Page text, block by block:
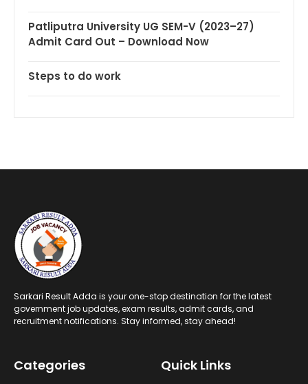
Patliputra University UG SEM-V (2023–27)
Admit Card Out – Download Now
Steps to do work
Sarkari Result Adda is your one-stop destination for the latest
government job updates, exam results, admit cards, and
recruitment notifications. Stay informed, stay ahead!
Categories Quick Links